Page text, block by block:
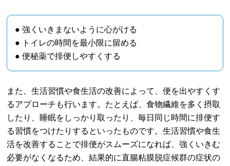
● 強くいきまないように心がける
● トイレの時間を最小限に留める
● 便秘薬で排便しやすくする
また、生活習慣や食生活の改善によって、便を出やすくす
るアプローチも行います。たとえば、食物繊維を多く摂取
したり、睡眠をしっかり取ったり、毎日同じ時間に排便す
る習慣をつけたりするといったものです。生活習慣や食生
活を改善することで排便がスムーズになれば、強くいきむ
必要がなくなるため、結果的に直腸粘膜脱症候群の症状の